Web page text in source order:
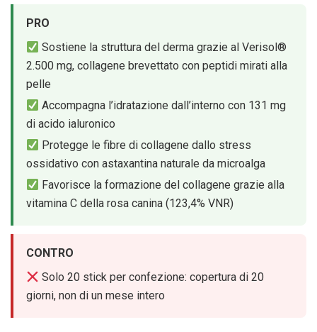
PRO
Sostiene la struttura del derma grazie al Verisol®
2.500 mg, collagene brevettato con peptidi mirati alla
pelle
Accompagna l’idratazione dall’interno con 131 mg
di acido ialuronico
Protegge le fibre di collagene dallo stress
ossidativo con astaxantina naturale da microalga
Favorisce la formazione del collagene grazie alla
vitamina C della rosa canina (123,4% VNR)
CONTRO
Solo 20 stick per confezione: copertura di 20
giorni, non di un mese intero